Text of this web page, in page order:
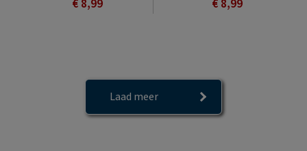
€ 8,99 € 8,99
Laad meer